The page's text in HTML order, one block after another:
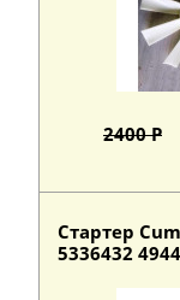
2400 Р
Стартер
5336432